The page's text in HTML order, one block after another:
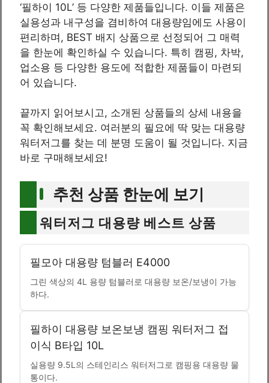
‘필하이 10L’ 등 다양한 제품들입니다. 이들 제품은
실용성과 내구성을 겸비하여 대용량임에도 사용이
편리하며, BEST 배지 상품으로 선정되어 그 매력
을 한눈에 확인하실 수 있습니다. 특히 캠핑, 차박,
업소용 등 다양한 용도에 적합한 제품들이 마련되
어 있습니다.
끝까지 읽어보시고, 소개된 상품들의 상세 내용을
꼭 확인해보세요. 여러분의 필요에 딱 맞는 대용량
워터저그를 찾는 데 분명 도움이 될 것입니다. 지금
바로 구매해보세요!
추천 상품 한눈에 보기
워터저그 대용량 베스트 상품
필모아 대용량 텀블러 E4000
그린 색상의 4L 용량 텀블러로 대용량 보온/보냉이 가능
하다.
필하이 대용량 보온보냉 캠핑 워터저그 접
이식 B타입 10L
실용량 9.5L의 스테인리스 워터저그로 캠핑용 대용량 물
통이다.